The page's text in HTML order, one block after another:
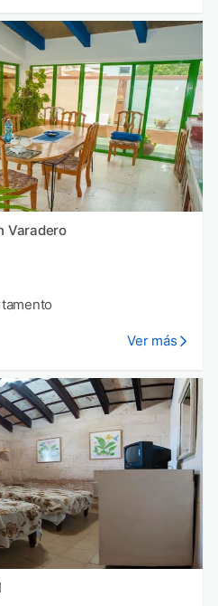
Varadero
Ver más